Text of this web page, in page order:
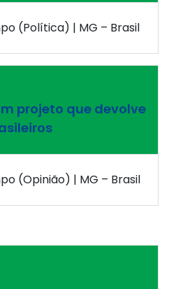
(Política) | MG – Brasil
projeto que devolve
(Opinião) | MG – Brasil